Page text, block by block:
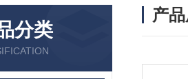
分类
产